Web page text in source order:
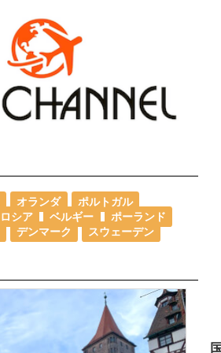
オランダ
ポルトガル
ロシア ベルギー
ポーランド
デンマーク
スウェーデン